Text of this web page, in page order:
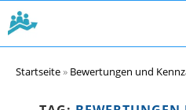
Startseite» Bewertungen und